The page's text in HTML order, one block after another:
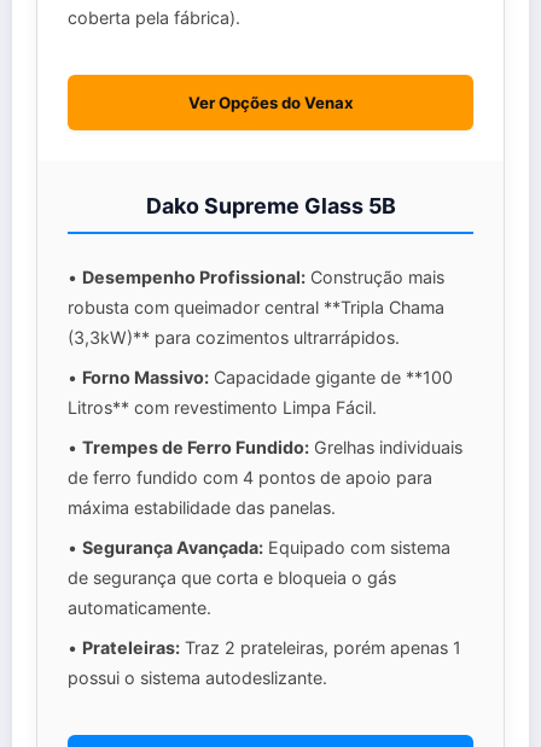
coberta pela fábrica).
Ver Opções do Venax
Dako Supreme Glass 5B
• Desempenho Profissional: Construção mais
robusta com queimador central **Tripla Chama
(3,3kW)** para cozimentos ultrarrápidos.
• Forno Massivo: Capacidade gigante de **100
Litros** com revestimento Limpa Fácil.
• Trempes de Ferro Fundido: Grelhas individuais
de ferro fundido com 4 pontos de apoio para
máxima estabilidade das panelas.
• Segurança Avançada: Equipado com sistema
de segurança que corta e bloqueia o gás
automaticamente.
• Prateleiras: Traz 2 prateleiras, porém apenas 1
possui o sistema autodeslizante.